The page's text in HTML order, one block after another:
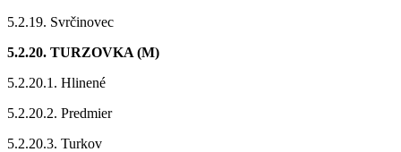
5.2.19. Svrčinovec
5.2.20. TURZOVKA (M)
5.2.20.1. Hlinené
5.2.20.2. Predmier
5.2.20.3. Turkov